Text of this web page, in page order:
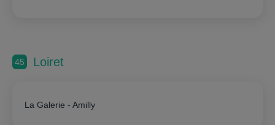
45 Loiret
La Galerie - Amilly